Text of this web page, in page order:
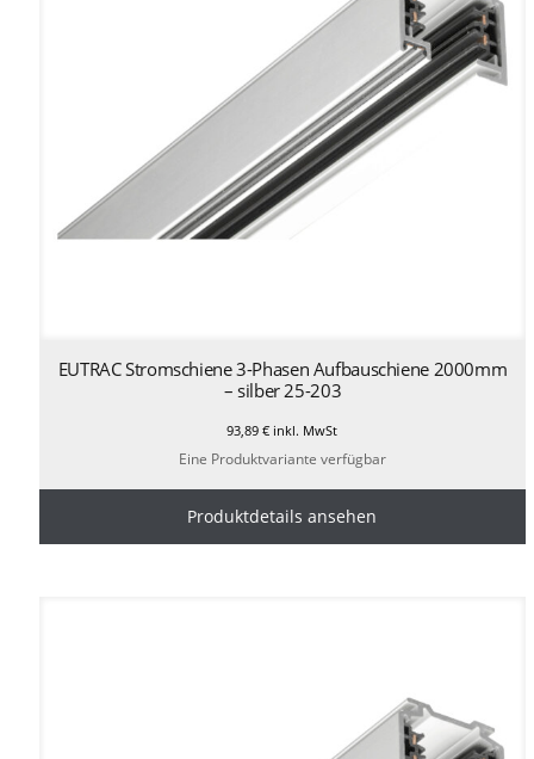
EUTRAC Stromschiene 3-Phasen Aufbauschiene 2000mm
– silber 25-203
93,89€ inkl. MwSt
Eine Produktvariante verfügbar
Produktdetails ansehen